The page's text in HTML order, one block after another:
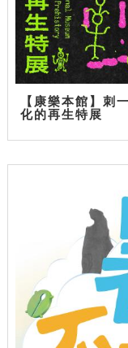
【康樂本館】刺
化的再生特展